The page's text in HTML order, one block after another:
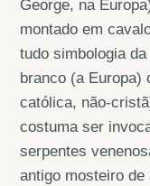
George, na
montado em
tudo simbologia
branco (a Europa)
católica, não-
costuma ser
serpentes
antigo mosteiro de